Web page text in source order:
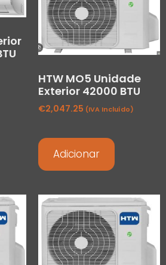
HTW MO5 Unidade
Exterior 42000 BTU
€2,047.25 (IVA Incluído)
Adicionar